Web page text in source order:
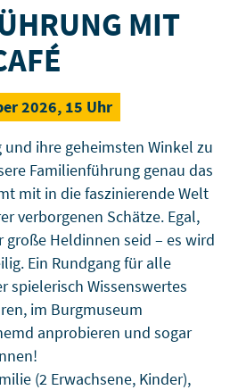
MIT
2026, 15 Uhr
ihre geheimsten Winkel zu
Familienführung genau das
mit in die faszinierende Welt
verborgenen Schätze. Egal,
Heldinnen seid – es wird
Ein Rundgang für alle
spielerisch Wissenswertes
im Burgmuseum
anprobieren und sogar
(2 Erwachsene, Kinder),